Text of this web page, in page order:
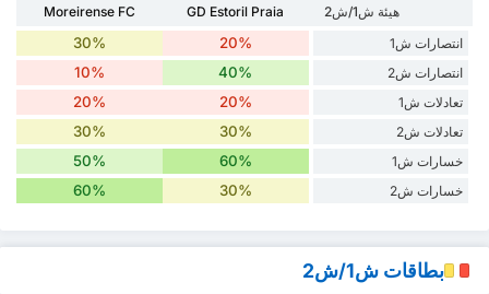
هيئة ش1/ش2 GD Estoril Praia
Moreirense FC
انتصارات ش1
20%
30%
انتصارات ش2 40%
10%
تعادلات ش1 20%
20%
تعادلات ش2 30%
30%
خسارات ش1 60%
50%
خسارات ش2 30%
60%
بطاقات ش1/ش2